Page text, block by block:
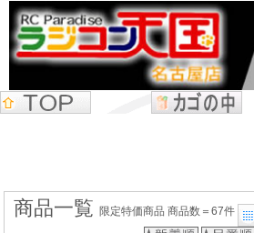
商品一覧 限定特価商品 商品数＝67件